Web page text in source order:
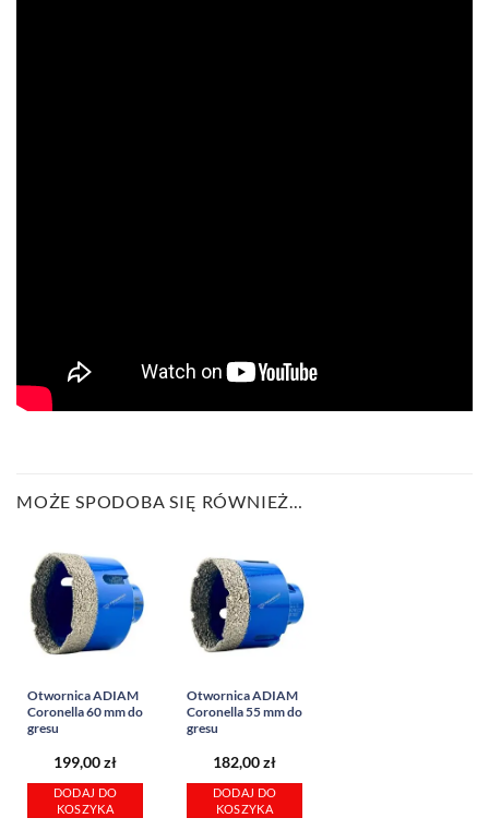
MOŻE SPODOBA SIĘ RÓWNIEŻ…
Otwornica ADIAM
Coronella 60 mm do
gresu
199,00zł
DODAJ DO
KOSZYKA
Otwornica ADIAM
Coronella 55 mm do
gresu
182,00zł
DODAJ DO
KOSZYKA